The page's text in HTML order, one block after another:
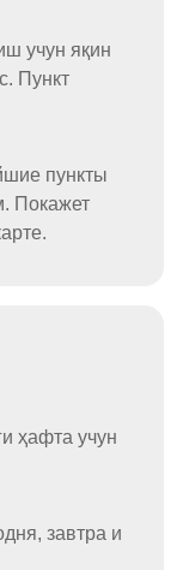
учун яқин
Пункт
пункты
Покажет
ҳафта учун
завтра и